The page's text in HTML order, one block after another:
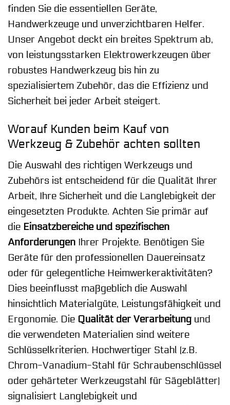
finden Sie die essentiellen Geräte,
Handwerkzeuge und unverzichtbaren Helfer.
Unser Angebot deckt ein breites Spektrum ab,
von leistungsstarken Elektrowerkzeugen über
robustes Handwerkzeug bis hin zu
spezialisiertem Zubehör, das die Effizienz und
Sicherheit bei jeder Arbeit steigert.
Worauf Kunden beim Kauf von
Werkzeug & Zubehör achten sollten
Die Auswahl des richtigen Werkzeugs und
Zubehörs ist entscheidend für die Qualität Ihrer
Arbeit, Ihre Sicherheit und die Langlebigkeit der
eingesetzten Produkte. Achten Sie primär auf
die Einsatzbereiche und spezifischen
Anforderungen Ihrer Projekte. Benötigen Sie
Geräte für den professionellen Dauereinsatz
oder für gelegentliche Heimwerkeraktivitäten?
Dies beeinflusst maßgeblich die Auswahl
hinsichtlich Materialgüte, Leistungsfähigkeit und
Ergonomie. Die Qualität der Verarbeitung und
die verwendeten Materialien sind weitere
Schlüsselkriterien. Hochwertiger Stahl (z.B.
Chrom-Vanadium-Stahl für Schraubenschlüssel
oder gehärteter Werkzeugstahl für Sägeblätter)
signalisiert Langlebigkeit und